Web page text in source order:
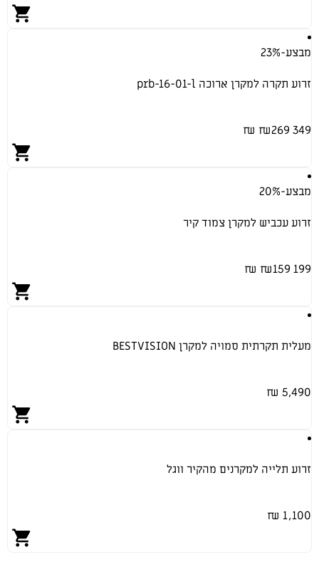
מבצע-23%
זרוע תקרה למקרן ארוכה prb-16-01-l
349 ₪
269 ₪
מבצע-20%
זרוע עכביש למקרן צמוד קיר
199 ₪
159 ₪
מעלית תקרתית סמויה למקרן BESTVISION
5,490 ₪
זרוע תלייה למקרנים מהקיר ווגל
1,100 ₪